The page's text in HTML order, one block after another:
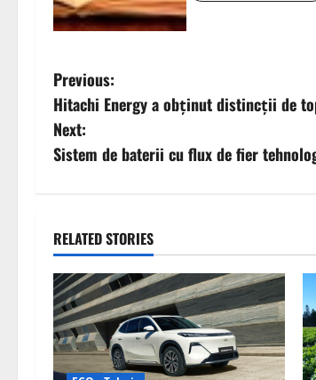
P
o
s
n
a
v
i
Previous:
Hitachi Energy a obținut distincții de
Next:
Sistem de baterii cu flux de fier
RELATED STORIES